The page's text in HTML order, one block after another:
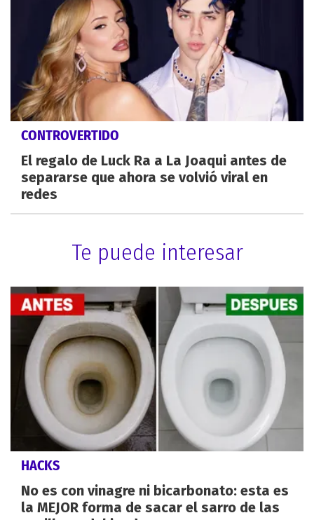
CONTROVERTIDO
El regalo de Luck Ra a La Joaqui antes de
separarse que ahora se volvió viral en
redes
Te puede interesar
HACKS
No es con vinagre ni bicarbonato: esta es
la MEJOR forma de sacar el sarro de las